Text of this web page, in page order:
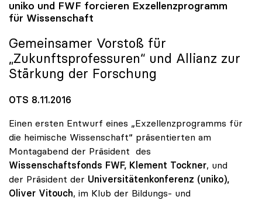
uniko und FWF forcieren Exzellenzprogramm
für Wissenschaft
Gemeinsamer Vorstoß für
„Zukunftsprofessuren“ und Allianz zur
Stärkung der Forschung
OTS 8.11.2016
Einen ersten Entwurf eines „Exzellenzprogramms für
die heimische Wissenschaft“ präsentierten am
Montagabend der Präsident des
Wissenschaftsfonds FWF, Klement Tockner, und
der Präsident der Universitätenkonferenz (uniko),
Oliver Vitouch, im Klub der Bildungs- und